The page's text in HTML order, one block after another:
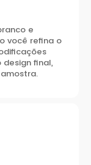
e
você refina o
final,